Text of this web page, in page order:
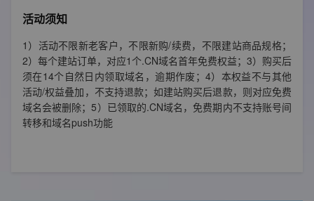
活动须知
1）活动不限新老客户，不限新购/续费，不限建站商品规格；
2）每个建站订单，对应1个.CN域名首年免费权益；3）购买后
须在14个自然日内领取域名，逾期作废；4）本权益不与其他
活动/权益叠加，不支持退款；如建站购买后退款，则对应免费
域名会被删除；5）已领取的.CN域名，免费期内不支持账号间
转移和域名push功能